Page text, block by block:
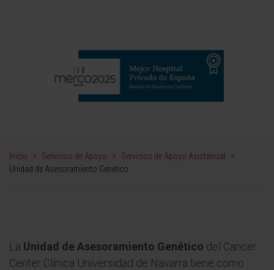
Inicio > Servicios de Apoyo > Servicios de Apoyo Asistencial
>
Unidad de Asesoramiento Genético
La Unidad de Asesoramiento Genético del Cancer
Center Clínica Universidad de Navarra tiene como